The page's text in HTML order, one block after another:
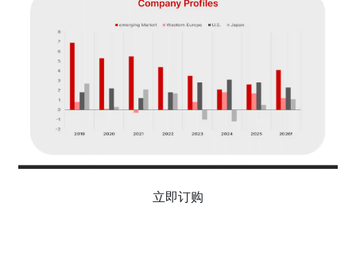
立即订购